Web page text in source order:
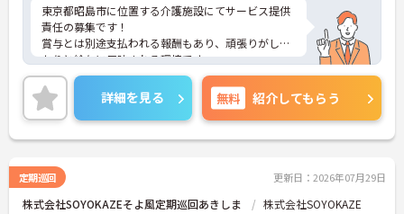
東京都昭島市に位置する介護施設にてサービス提供
責任の募集です！
賞与とは別途支払われる報酬もあり、頑張りがしっ
かりと給与に反映される環境です。
ご興味ある方には、面接対策ポイントなど、さらに
詳細をお話しいたしますのでお気軽にご相談くださ
い！
詳細を見る 無料 紹介してもらう
定期巡回 更新日：2026年07月29日
株式会社SOYOKAZEそよ風定期巡回あきしま 株式会社SOYOKAZE